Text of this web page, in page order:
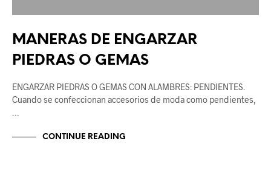
MANERAS DE ENGARZAR
PIEDRAS O GEMAS
ENGARZAR PIEDRAS O GEMAS CON ALAMBRES: PENDIENTES.
Cuando se confeccionan accesorios de moda como pendientes,
CONTINUE READING